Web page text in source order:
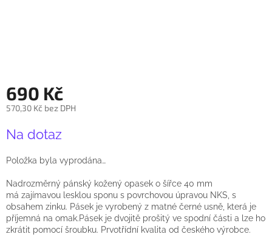
690 Kč
570,30 Kč bez DPH
cena:
Na dotaz
Položka byla vyprodána…
Nadrozměrný pánský kožený opasek o šířce 40 mm
má zajímavou lesklou sponu s povrchovou úpravou NKS, s
obsahem zinku. Pásek je vyrobený z matné černé usně, která je
příjemná na omak.Pásek je dvojitě prošitý ve spodní části a lze ho
zkrátit pomocí šroubku. Prvotřídní kvalita od českého výrobce.